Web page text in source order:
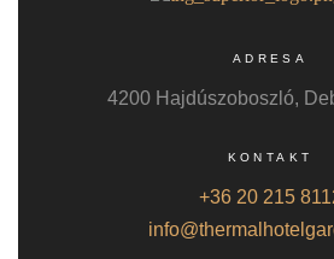
ADRESA
4200 Hajdúszoboszló,
KONTAKT
+36 20 215